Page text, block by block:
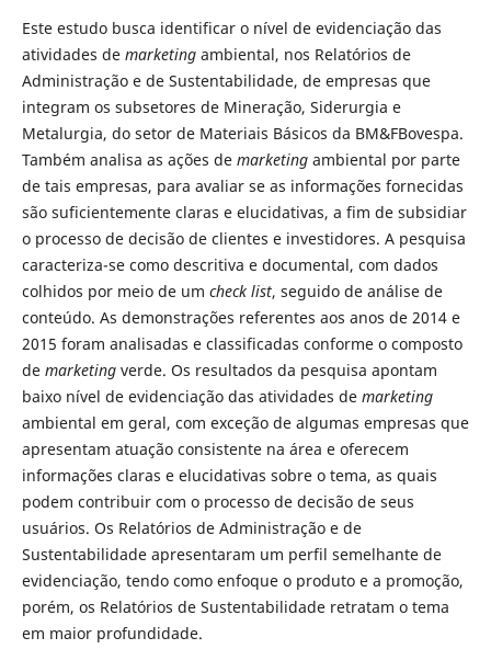
Este estudo busca identificar o nível de evidenciação das
atividades de marketingambiental, nos Relatórios de
Administração e de Sustentabilidade, de empresas que
integram os subsetores de Mineração, Siderurgia e
Metalurgia, do setor de Materiais Básicos da BM&FBovespa.
Também analisa as ações de marketingambiental por parte
de tais empresas, para avaliar se as informações fornecidas
são suficientemente claras e elucidativas, a fim de subsidiar
o processo de decisão de clientes e investidores. A pesquisa
caracteriza-se como descritiva e documental, com dados
colhidos por meio de um check list, seguido de análise de
conteúdo. As demonstrações referentes aos anos de 2014 e
2015 foram analisadas e classificadas conforme o composto
de marketingverde. Os resultados da pesquisa apontam
baixo nível de evidenciação das atividades de marketing
ambiental em geral, com exceção de algumas empresas que
apresentam atuação consistente na área e oferecem
informações claras e elucidativas sobre o tema, as quais
podem contribuir com o processo de decisão de seus
usuários. Os Relatórios de Administração e de
Sustentabilidade apresentaram um perfil semelhante de
evidenciação, tendo como enfoque o produto e a promoção,
porém, os Relatórios de Sustentabilidade retratam o tema
em maior profundidade.